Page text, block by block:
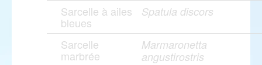
Sarcelle à ailes
bleues
Spatula discors
Sarcelle
marbrée
Marmaronetta
angustirostris